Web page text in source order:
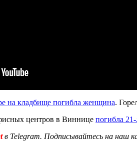
на кладбище погибла женщина.
центров в Виннице погибла
в Telegram. Подписывайтесь на наш